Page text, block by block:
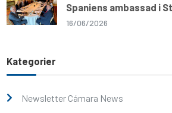
Spaniens ambassad i
16/06/2026
Kategorier
Newsletter Cámara News